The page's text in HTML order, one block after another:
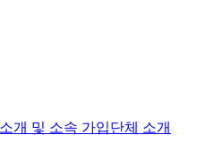
개 및 소속 가입단체 소개